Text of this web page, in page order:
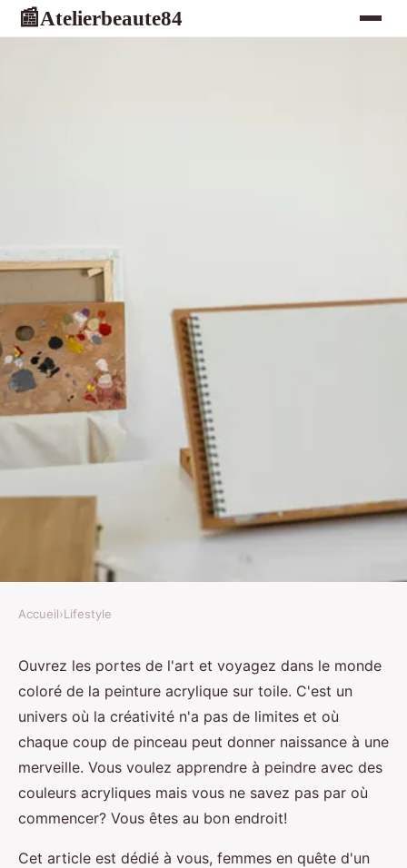
📰Atelierbeaute84
LIFESTYLE
Quels sont les meilleurs conseils
pour débuter en peinture
acrylique sur toile?
Alexandre• 20 mai 2024• 6 min de lecture
Accueil›Lifestyle
Ouvrez les portes de l'art et voyagez dans le monde
coloré de la peinture acrylique sur toile. C'est un
univers où la créativité n'a pas de limites et où
chaque coup de pinceau peut donner naissance à une
merveille. Vous voulez apprendre à peindre avec des
couleurs acryliques mais vous ne savez pas par où
commencer? Vous êtes au bon endroit!
Cet article est dédié à vous, femmes en quête d'un